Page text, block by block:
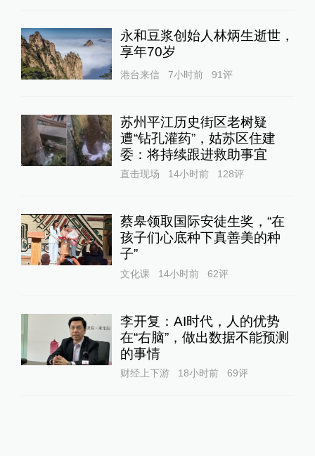
永和豆浆创始人林炳生逝世，
享年70岁
港台来信 7小时前 91评
苏州平江历史街区老树疑
遭“钻孔灌药”，姑苏区住建
委：将持续跟进救助事宜
直击现场 14小时前 128评
蔡皋领取国际安徒生奖，“在
孩子们心底种下真善美的种
子”
文化课 14小时前 62评
李开复：AI时代，人的优势
在“右脑”，做出数据不能预测
的事情
财经上下游 18小时前 69评